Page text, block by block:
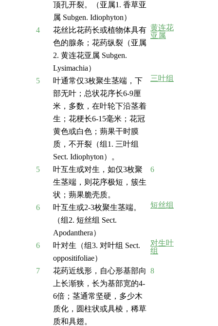
顶孔开裂。（亚属1. 香草亚
属 Subgen. Idiophyton）
4
花丝比花药长或植物体具有
色的腺条；花药纵裂（亚属
2. 黄连花亚属 Subgen.
Lysimachia）
黄连花
亚属
5
叶通常仅3枚聚生茎端，下
部无叶；总状花序长6-9厘
米，多数，在叶轮下沿茎着
生；花梗长6-15毫米；花冠
黄色或白色；蒴果干时膜
质，不开裂（组1. 三叶组
Sect. Idiophyton）。
三叶组
5
叶互生或对生，如仅3枚聚
生茎端，则花序极短，簇生
状；蒴果脆壳质。
6
6
叶互生或2-3枚聚生茎端。
（组2. 短丝组 Sect.
Apodanthera）
短丝组
6
叶对生（组3. 对叶组 Sect.
oppositifoliae）
对生叶
组
7
花药近线形，自心形基部向
上长渐狭，长为基部宽的4-
6倍；茎通常坚硬，多少木
质化，圆柱状或具棱，稀草
质和具翅。
8